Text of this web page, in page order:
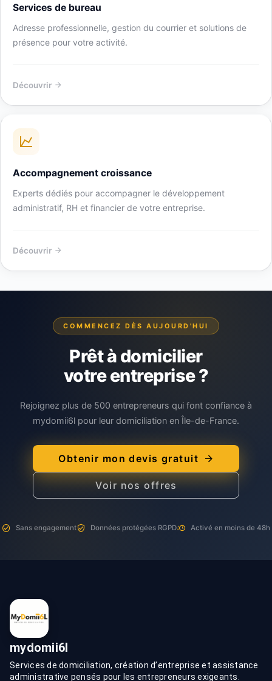
Services de bureau
Adresse professionnelle, gestion du courrier et solutions de
présence pour votre activité.
Découvrir
Accompagnement croissance
Experts dédiés pour accompagner le développement
administratif, RH et financier de votre entreprise.
Découvrir
COMMENCEZ DÈS AUJOURD'HUI
Prêt à domicilier
votre entreprise ?
Rejoignez plus de 500 entrepreneurs qui font confiance à
mydomii6l pour leur domiciliation en Île-de-France.
Obtenir mon devis gratuit
Voir nos offres
Sans engagement Données protégées RGPD Activé en moins de 48h
mydomii6l
Services de domiciliation, création d’entreprise et assistance
administrative pensés pour les entrepreneurs exigeants.